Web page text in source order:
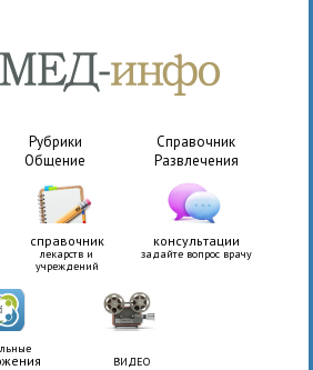
Рубрики
Справочник
Общение Развлечения
справочник
лекарств и
учреждений
консультации
задайте вопрос врачу
ВИДЕО